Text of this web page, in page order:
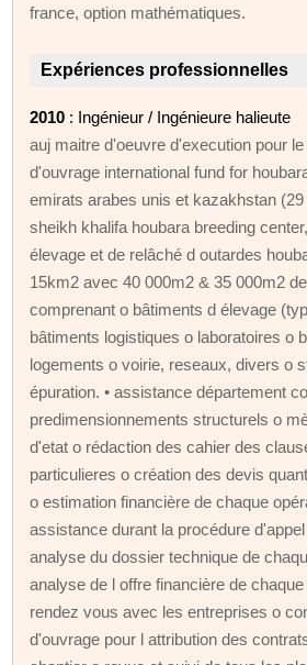
france, option mathématiques.
Expériences professionnelles
2010 : Ingénieur / Ingénieure halieute
auj maitre d'oeuvre d'execution pour
d'ouvrage international fund for
emirats arabes unis et kazakhstan
sheikh khalifa houbara breeding
élevage et de relâché d outardes
15km2 avec 40 000m2 & 35 000m2
comprenant o bâtiments d élevage
bâtiments logistiques o laboratoires o
logements o voirie, reseaux, divers o
épuration. • assistance département
predimensionnements structurels o
d'etat o rédaction des cahier des
particulieres o création des devis
o estimation financière de chaque
assistance durant la procédure
analyse du dossier technique de
analyse de l offre financière de
rendez vous avec les entreprises o
d'ouvrage pour l attribution des